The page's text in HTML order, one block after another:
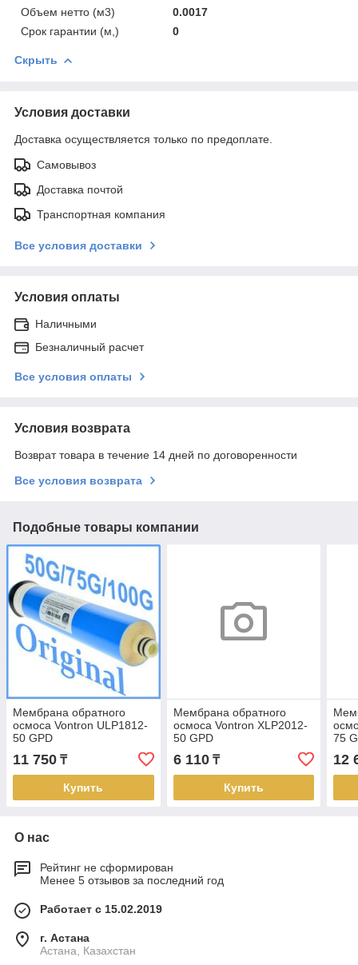
Объем нетто (м3)
0.0017
Срок гарантии (м,)
0
Скрыть
Условия доставки
Доставка осуществляется только по предоплате.
Самовывоз
Доставка почтой
Транспортная компания
Все условия доставки
Условия оплаты
Наличными
Безналичный расчет
Все условия оплаты
Условия возврата
Возврат товара в течение 14 дней по договоренности
Все условия возврата
Подобные товары компании
Мембрана обратного
осмоса Vontron ULP1812-
50 GPD
11 750 ₸
Купить
Мембрана обратного
осмоса Vontron XLP2012-
50 GPD
6 110₸
Купить
75
12
О нас
Рейтинг не сформирован
Менее 5 отзывов за последний год
Работает с 15.02.2019
г. Астана
Астана, Казахстан